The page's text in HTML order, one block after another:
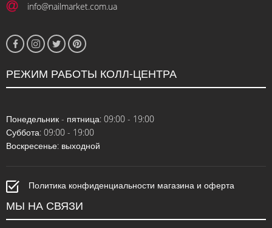
info@nailmarket.com.ua
РЕЖИМ РАБОТЫ КОЛЛ-ЦЕНТРА
Понедельник - пятница: 09:00 - 19:00
Суббота: 09:00 - 19:00
Воскресенье: выходной
Политика конфиденциальности магазина и оферта
МЫ НА СВЯЗИ